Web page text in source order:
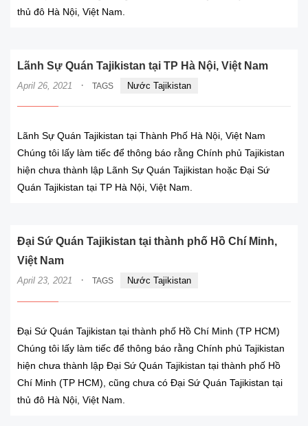
thủ đô Hà Nội, Việt Nam.
Lãnh Sự Quán Tajikistan tại TP Hà Nội, Việt Nam
April 26, 2021 · TAGS Nước Tajikistan
Lãnh Sự Quán Tajikistan tại Thành Phố Hà Nội, Việt Nam
Chúng tôi lấy làm tiếc để thông báo rằng Chính phủ Tajikistan
hiện chưa thành lập Lãnh Sự Quán Tajikistan hoặc Đại Sứ
Quán Tajikistan tại TP Hà Nội, Việt Nam.
Đại Sứ Quán Tajikistan tại thành phố Hồ Chí Minh,
Việt Nam
April 23, 2021 · TAGS Nước Tajikistan
Đại Sứ Quán Tajikistan tại thành phố Hồ Chí Minh (TP HCM)
Chúng tôi lấy làm tiếc để thông báo rằng Chính phủ Tajikistan
hiện chưa thành lập Đại Sứ Quán Tajikistan tại thành phố Hồ
Chí Minh (TP HCM), cũng chưa có Đại Sứ Quán Tajikistan tại
thủ đô Hà Nội, Việt Nam.